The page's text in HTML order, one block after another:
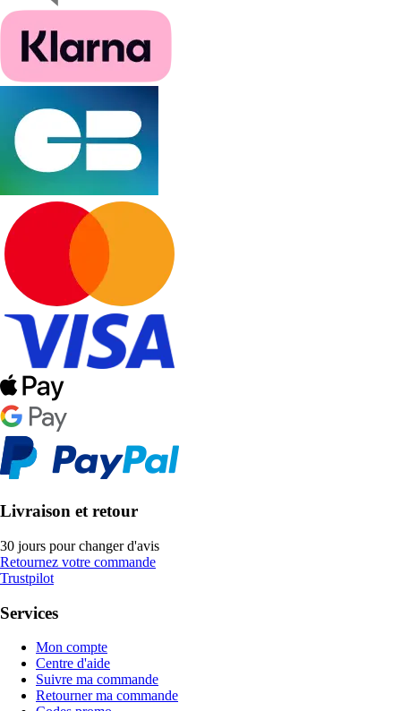
Livraison et retour
30 jours pour changer d'avis
Retournez votre commande
Trustpilot
Services
Mon compte
Centre d'aide
Suivre ma commande
Retourner ma commande